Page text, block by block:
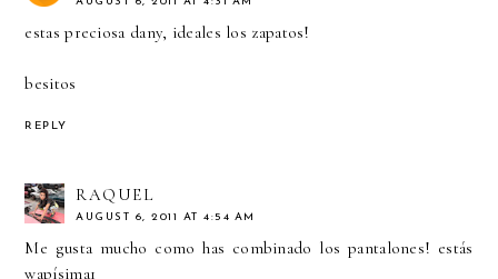
estas preciosa dany, ideales los zapatos!
besitos
REPLY
RAQUEL
AUGUST 6, 2011 AT 4:54 AM
Me gusta mucho como has combinado los pantalones! estás
wapísima1